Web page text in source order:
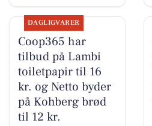
DAGLIGVARER
Coop365 har
tilbud på Lambi
toiletpapir til 16
kr. og Netto byder
på Kohberg brød
til 12 kr.